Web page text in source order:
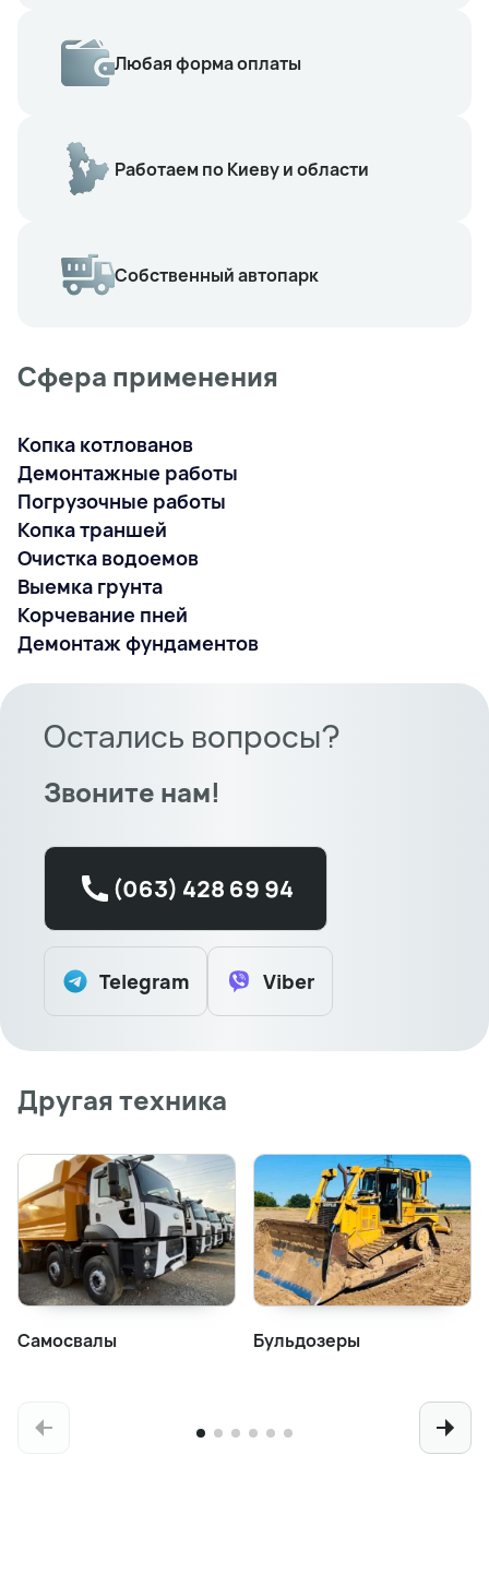
Любая форма оплаты
Работаем по Киеву и области
Собственный автопарк
Сфера применения
Копка котлованов
Демонтажные работы
Погрузочные работы
Копка траншей
Очистка водоемов
Выемка грунта
Корчевание пней
Демонтаж фундаментов
Остались вопросы?
Звоните нам!
(063) 428 69 94
Telegram Viber
Другая техника
Самосвалы Бульдозеры